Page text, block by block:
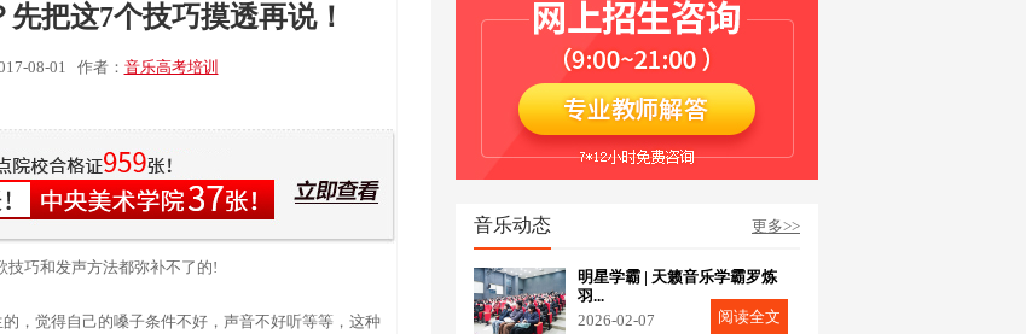
把这7个技巧摸透再说！
08-01 作者： 音乐高考培训
技巧和发声方法都弥补不了的!
，觉得自己的嗓子条件不好，声音不好听等等，这种
音乐动态 更多>>
明星学霸 | 天籁音乐学霸罗炼
羽...
2026-02-07
阅读全文